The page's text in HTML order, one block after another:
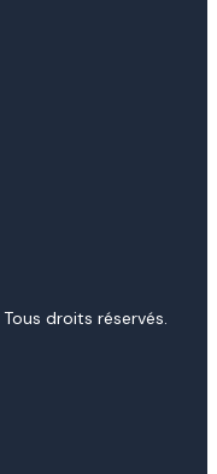
Tous droits réservés.